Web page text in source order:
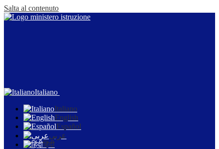
Salta al contenuto
Italiano
Italiano
English
Español
عربى
हिंदी